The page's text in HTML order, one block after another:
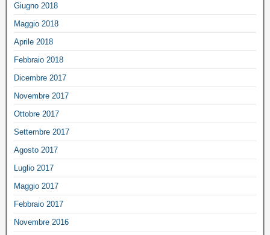
Giugno 2018
Maggio 2018
Aprile 2018
Febbraio 2018
Dicembre 2017
Novembre 2017
Ottobre 2017
Settembre 2017
Agosto 2017
Luglio 2017
Maggio 2017
Febbraio 2017
Novembre 2016